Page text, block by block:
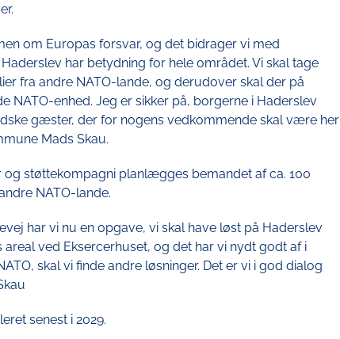
om Europas forsvar, og det bidrager vi med
har betydning for hele området. Vi skal tage
fra andre NATO-lande, og derudover skal der på
NATO-enhed. Jeg er sikker på, borgerne i Haderslev
gæster, der for nogens vedkommende skal være her
Mads Skau.
støttekompagni planlægges bemandet af ca. 100
NATO-lande.
har vi nu en opgave, vi skal have løst på Haderslev
ved Eksercerhuset, og det har vi nydt godt af i
skal vi finde andre løsninger. Det er vi i god dialog
senest i 2029.